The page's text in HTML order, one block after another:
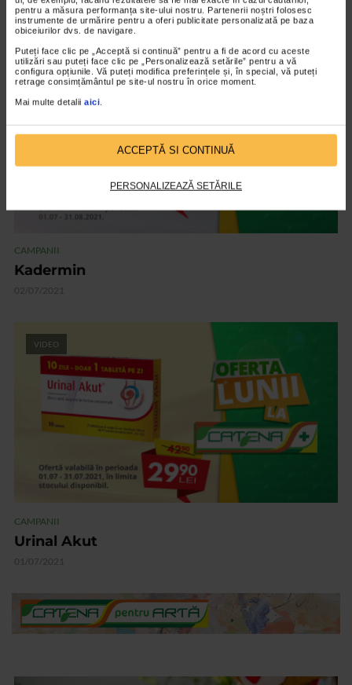
pentru a măsura performanța site-ului nostru. Partenerii noștri folosesc
instrumente de urmărire pentru a oferi publicitate personalizată pe baza
obiceiurilor dvs. de navigare.
Puteți face clic pe „Acceptă si continuă” pentru a fi de acord cu aceste
utilizări sau puteți face clic pe „Personalizează setările” pentru a vă
configura opțiunile. Vă puteți modifica preferințele și, în special, vă puteți
retrage consimțământul pe site-ul nostru în orice moment.
Mai multe detalii aici
ACCEPTĂ SI CONTINUĂ
PERSONALIZEAZĂ SETĂRILE
06/07/2021
VIDEO
CAMPANII
Kadermin
02/07/2021
VIDEO
CAMPANII
Urinal Akut
01/07/2021